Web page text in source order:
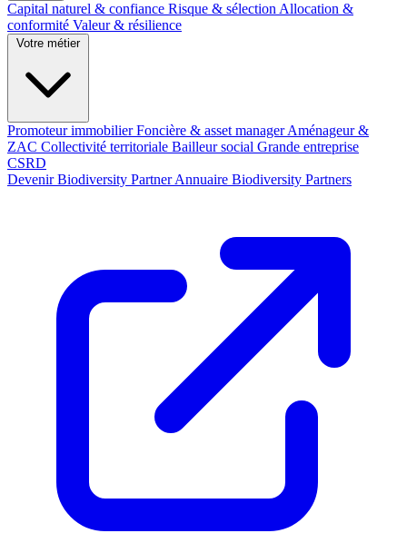
Capital naturel & confiance Risque & sélection Allocation &
conformité Valeur & résilience
Votre métier
Promoteur immobilierFoncière & asset managerAménageur &
ZAC Collectivité territoriale Bailleur social Grande entreprise
CSRD
Devenir Biodiversity PartnerAnnuaire Biodiversity Partners